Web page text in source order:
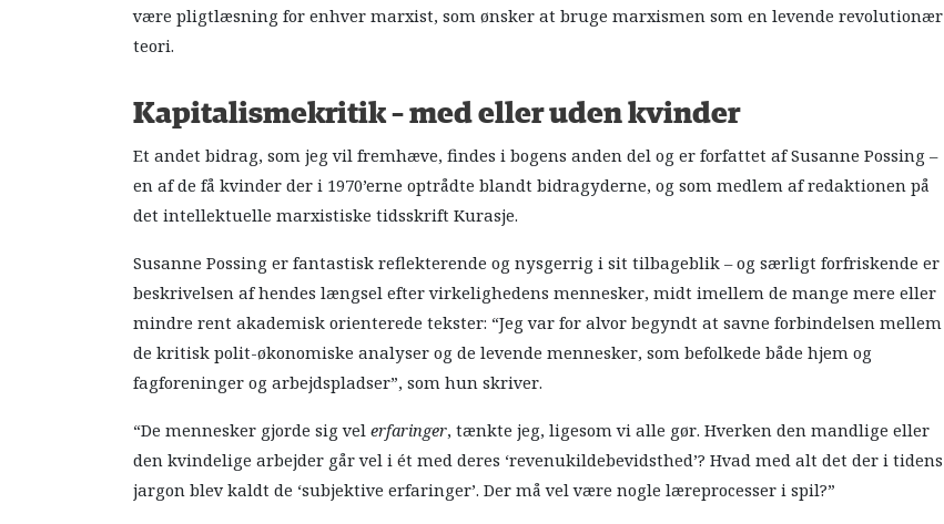
være pligtlæsning for enhver marxist, som ønsker at bruge marxismen som en levende revolutionær
teori.
Kapitalismekritik – med eller uden kvinder
Et andet bidrag, som jeg vil fremhæve, findes i bogens anden del og er forfattet af Susanne Possing –
en af de få kvinder der i 1970’erne optrådte blandt bidragyderne, og som medlem af redaktionen på
det intellektuelle marxistiske tidsskrift Kurasje.
Susanne Possing er fantastisk reflekterende og nysgerrig i sit tilbageblik – og særligt forfriskende er
beskrivelsen af hendes længsel efter virkelighedens mennesker, midt imellem de mange mere eller
mindre rent akademisk orienterede tekster: “Jeg var for alvor begyndt at savne forbindelsen mellem
de kritisk polit-økonomiske analyser og de levende mennesker, som befolkede både hjem og
fagforeninger og arbejdspladser”, som hun skriver.
“De mennesker gjorde sig velerfaringer, tænkte jeg, ligesom vi alle gør. Hverken den mandlige eller
den kvindelige arbejder går vel i ét med deres ‘revenukildebevidsthed’? Hvad med alt det der i tidens
jargon blev kaldt de ‘subjektive erfaringer’. Der må vel være nogle læreprocesser i spil?”